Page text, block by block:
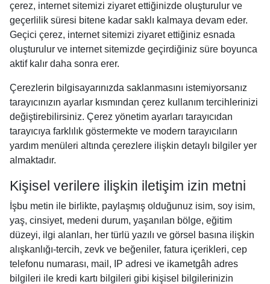
çerez, internet sitemizi ziyaret ettiğinizde oluşturulur ve
geçerlilik süresi bitene kadar saklı kalmaya devam eder.
Geçici çerez, internet sitemizi ziyaret ettiğiniz esnada
oluşturulur ve internet sitemizde geçirdiğiniz süre boyunca
aktif kalır daha sonra erer.
Çerezlerin bilgisayarınızda saklanmasını istemiyorsanız
tarayıcınızın ayarlar kısmından çerez kullanım tercihlerinizi
değiştirebilirsiniz. Çerez yönetim ayarları tarayıcıdan
tarayıcıya farklılık göstermekte ve modern tarayıcıların
yardım menüleri altında çerezlere ilişkin detaylı bilgiler yer
almaktadır.
Kişisel verilere ilişkin iletişim izin metni
İşbu metin ile birlikte, paylaşmış olduğunuz isim, soy isim,
yaş, cinsiyet, medeni durum, yaşanılan bölge, eğitim
düzeyi, ilgi alanları, her türlü yazılı ve görsel basına ilişkin
alışkanlığı-tercih, zevk ve beğeniler, fatura içerikleri, cep
telefonu numarası, mail, IP adresi ve ikametgâh adres
bilgileri ile kredi kartı bilgileri gibi kişisel bilgilerinizin